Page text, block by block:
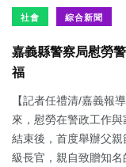
社會 綜合新聞
嘉義縣警察局慰勞
福
【記者任禮清/嘉義報
來，慰勞在警政工作
結束後，首度舉辦父
級長官，親自致贈知名